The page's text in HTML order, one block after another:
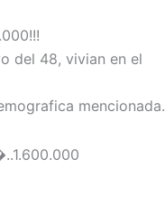
del 48, vivian en el
mencionada.